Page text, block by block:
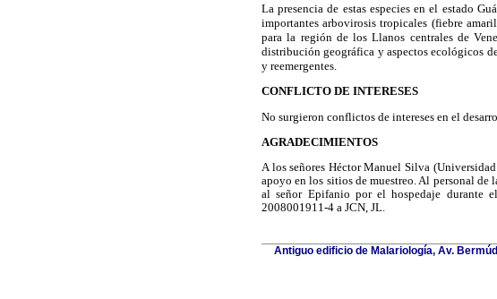
La presencia de estas especies en el estado
importantes arbovirosis tropicales (fiebre
para la región de los Llanos centrales de
distribución geográfica y aspectosecológicos
y reemergentes.
CONFLICTO DE INTERESES
No surgieron conflictos de intereses en el
AGRADECIMIENTOS
A los señores Héctor Manuel Silva
apoyo en los sitios de muestreo. Al personal
al señor Epifanio por el hospedaje durante
2008001911-4 a JCN, JL.
Antiguo edificio de Malariología, Av.